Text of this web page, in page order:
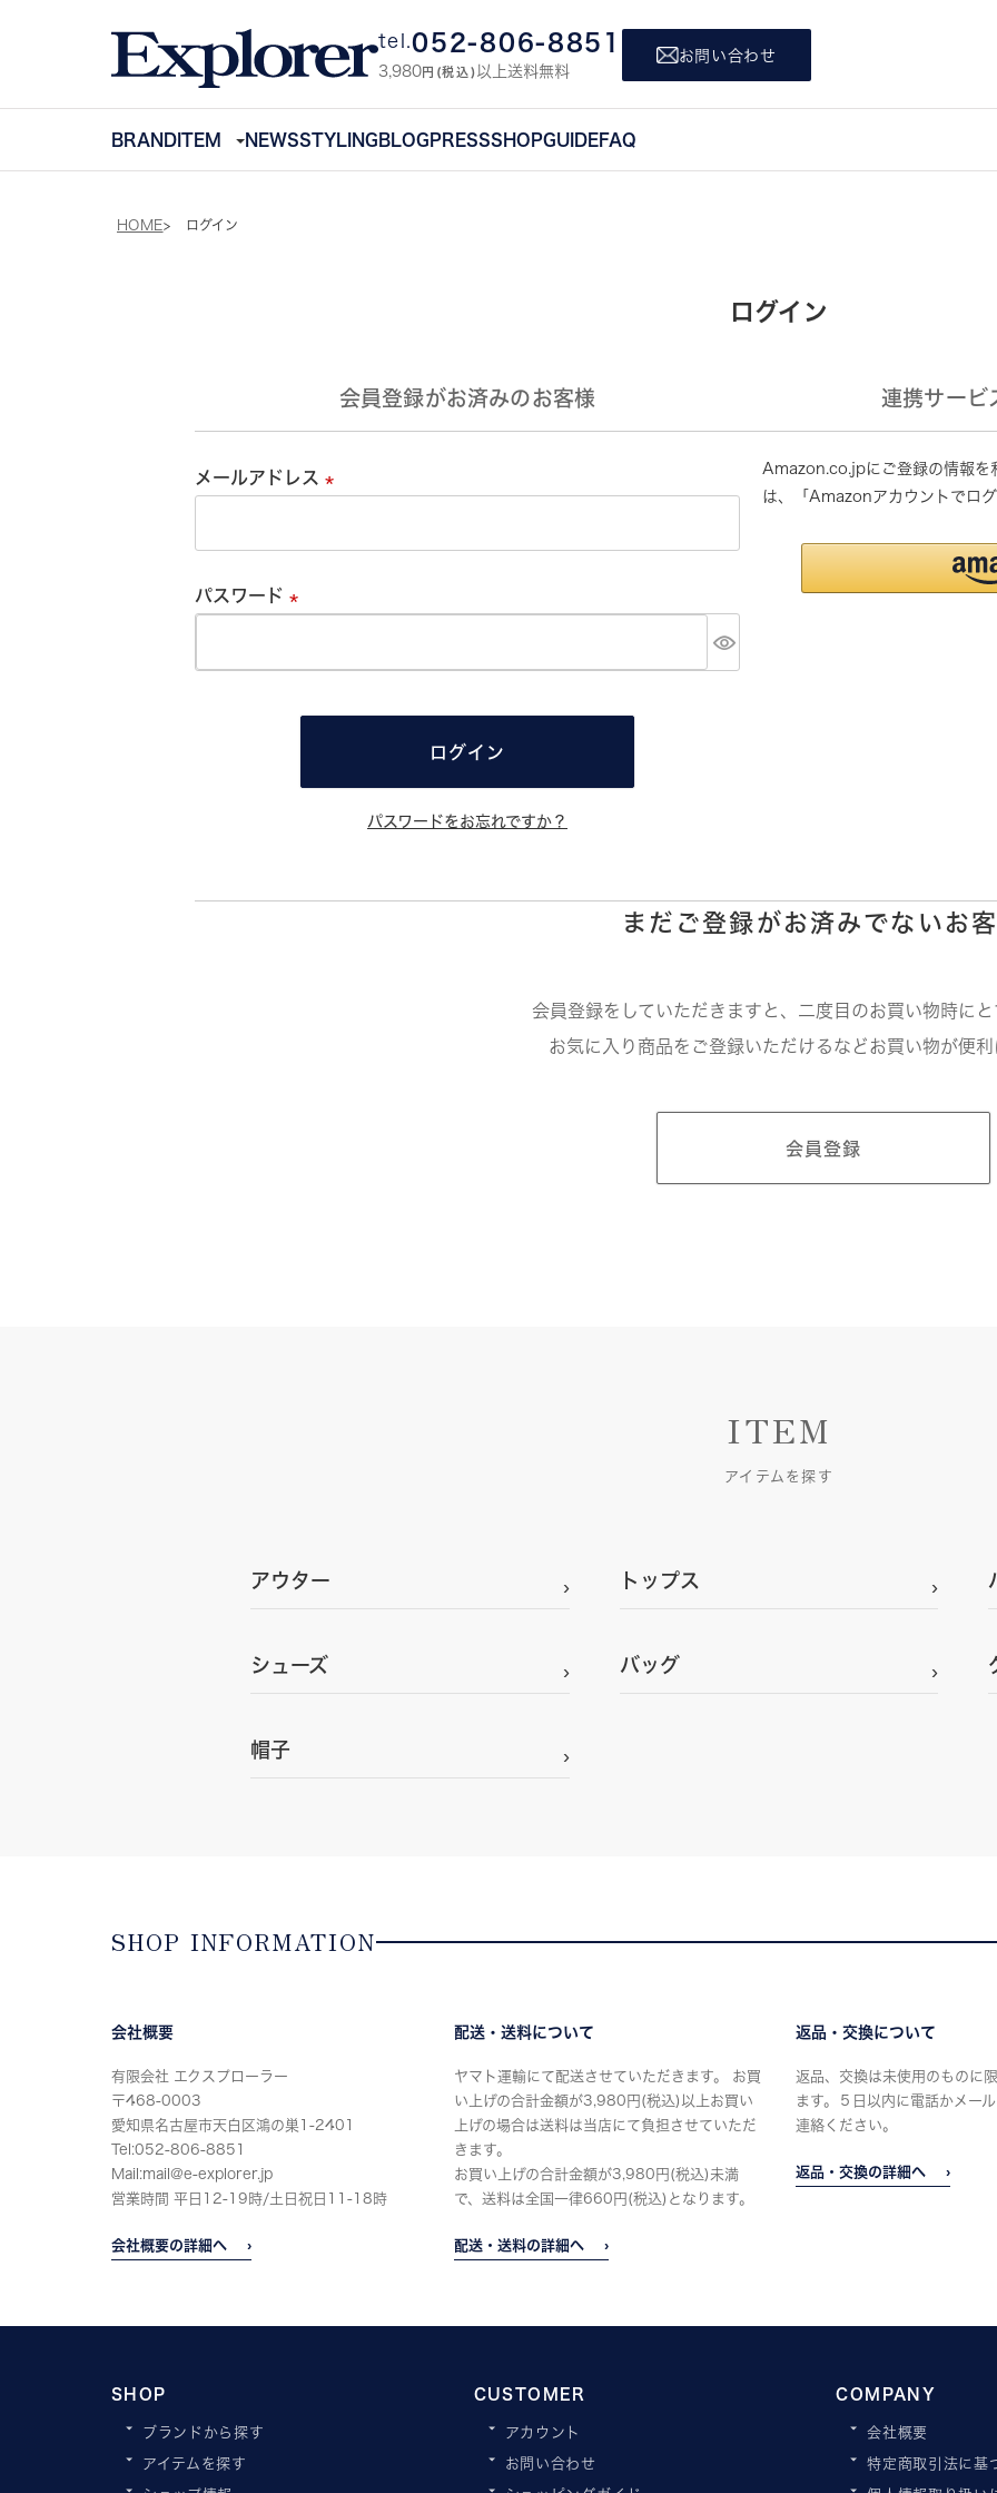
tel.052-806-8851
3,980円(税込)以上送料無料
お問い合わせ
BRANDITEM NEWSSTYLINGBLOGPRESSSHOPGUIDEFAQ
HOME ログイン
ログイン
会員登録がお済みのお客様
メールアドレス
須
パスワード
須
ログイン
パスワードをお忘れですか？
連携サービ
Amazon.co.jpにご登録の情報を
は、「Amazonアカウントでロ
まだご登録がお済みでないお
会員登録をしていただきますと、二度目のお買い物時に
お気に入り商品をご登録いただけるなどお買い物が便
会員登録
ITEM
アイテムを探す
アウター トップス
シューズ バッグ
帽子
SHOP INFORMATION
会社概要
有限会社 エクスプローラー
〒468-0003
愛知県名古屋市天白区鴻の巣1-2401
Tel:052-806-8851
Mail:mail@e-explorer.jp
営業時間 平日12-19時/土日祝日11-18時
会社概要の詳細へ
配送・送料について
ヤマト運輸にて配送させていただきます。 お買
い上げの合計金額が3,980円(税込)以上お買い
上げの場合は送料は当店にて負担させていただ
きます。
お買い上げの合計金額が3,980円(税込)未満
で、送料は全国一律660円(税込)となります。
配送・送料の詳細へ
返品・交換について
返品、交換は未使用のものに
ます。５日以内に電話かメー
連絡ください。
返品・交換の詳細へ
SHOP
ブランドから探す
アイテムを探す
CUSTOMER
アカウント
お問い合わせ
COMPANY
会社概要
特定商取引法に基